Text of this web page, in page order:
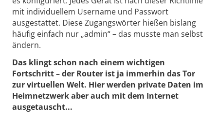
mit individuellem Username und Passwort
ausgestattet. Diese Zugangswörter hießen bislang
häufig einfach nur „admin“ – das musste man selbst
ändern.
Das klingt schon nach einem wichtigen
Fortschritt – der Router ist ja immerhin das Tor
zur virtuellen Welt. Hier werden private Daten im
Heimnetzwerk aber auch mit dem Internet
ausgetauscht...